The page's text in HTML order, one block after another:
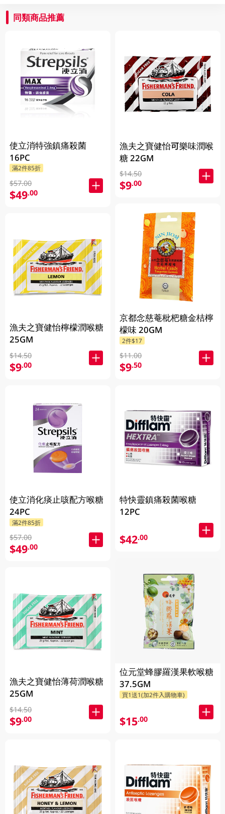
同類商品推薦
使立消特強鎮痛殺菌
16PC
滿2件85折
$57.00
$49.00
漁夫之寶健怡檸檬潤喉糖
25GM
$14.50
$9.00
使立消化痰止咳配方喉糖
24PC
滿2件85折
$57.00
$49.00
漁夫之寶健怡薄荷潤喉糖
25GM
$14.50
$9.00
漁夫之寶健怡可樂味潤喉
糖 22GM
$14.50
$9.00
京都念慈菴枇杷糖金桔檸
檬味 20GM
2件$17
$11.00
$9.50
特快靈鎮痛殺菌喉糖
12PC
$42.00
位元堂蜂膠羅漢果軟喉糖
37.5GM
買1送1(加2件入購物車)
$15.00